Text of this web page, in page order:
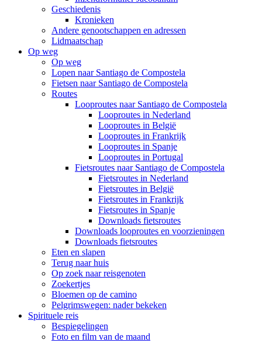
Geschiedenis
Kronieken
Andere genootschappen en adressen
Lidmaatschap
Op weg
Op weg
Lopen naar Santiago de Compostela
Fietsen naar Santiago de Compostela
Routes
Looproutes naar Santiago de Compostela
Looproutes in Nederland
Looproutes in België
Looproutes in Frankrijk
Looproutes in Spanje
Looproutes in Portugal
Fietsroutes naar Santiago de Compostela
Fietsroutes in Nederland
Fietsroutes in België
Fietsroutes in Frankrijk
Fietsroutes in Spanje
Downloads fietsroutes
Downloads looproutes en voorzieningen
Downloads fietsroutes
Eten en slapen
Terug naar huis
Op zoek naar reisgenoten
Zoekertjes
Bloemen op de camino
Pelgrimswegen: nader bekeken
Spirituele reis
Bespiegelingen
Foto en film van de maand